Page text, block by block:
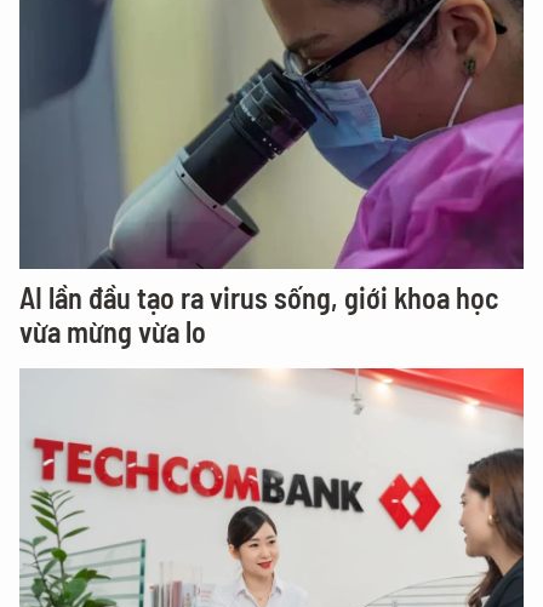
AI lần đầu tạo ra virus sống, giới khoa học
vừa mừng vừa lo